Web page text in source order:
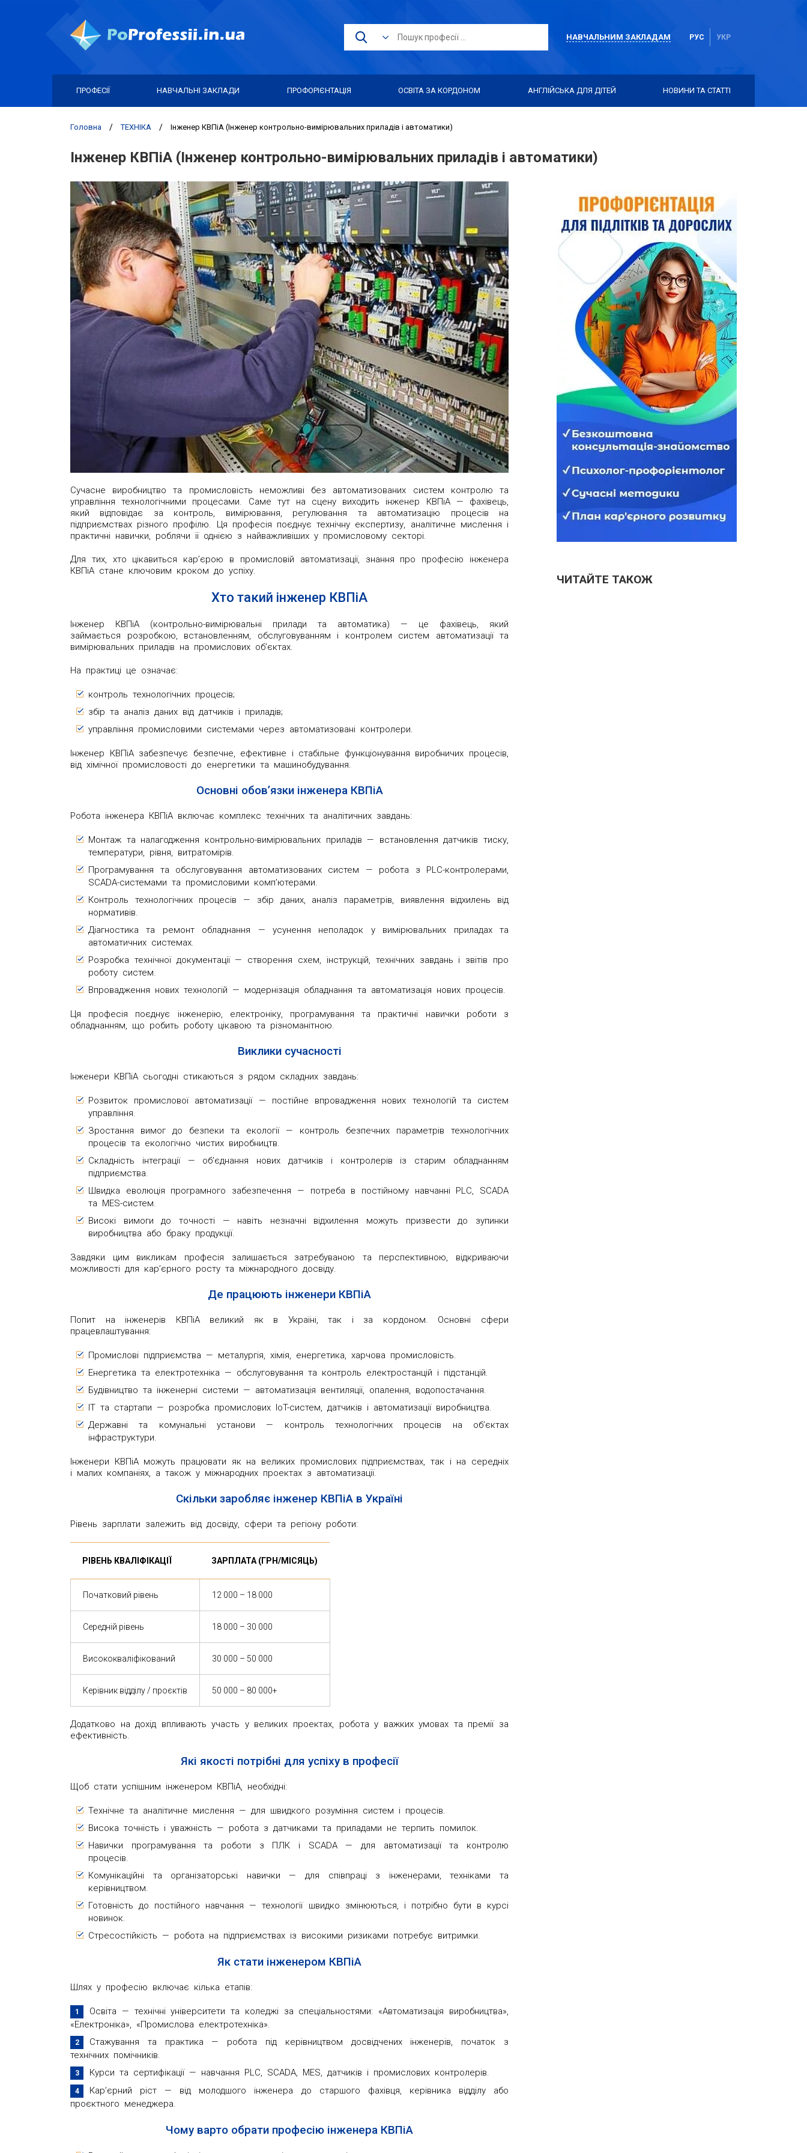
НАВЧАЛЬНИМ ЗАКЛАДАМ РУС УКР
ПРОФЕСІЇ НАВЧАЛЬНІ ЗАКЛАДИ ПРОФОРІЄНТАЦІЯ ОСВІТА ЗА КОРДОНОМ АНГЛІЙСЬКА ДЛЯ ДІТЕЙ НОВИНИ ТА СТАТТІ
Головна / ТЕХНІКА / Інженер КВПіА (Інженер контрольно-вимірювальних приладів і автоматики)
Інженер КВПіА (Інженер контрольно-вимірювальних приладів і автоматики)
Сучасне виробництво та промисловість неможливі без автоматизованих систем контролю та
управління технологічними процесами. Саме тут на сцену виходить інженер КВПіА — фахівець,
який відповідає за контроль, вимірювання, регулювання та автоматизацію процесів на
підприємствах різного профілю. Ця професія поєднує технічну експертизу, аналітичне мислення і
практичні навички, роблячи її однією з найважливіших у промисловому секторі.
Для тих, хто цікавиться кар’єрою в промисловій автоматизації, знання про професію інженера
КВПіА стане ключовим кроком до успіху.
Хто такий інженер КВПіА
Інженер КВПіА (контрольно-вимірювальні прилади та автоматика) — це фахівець, який
займається розробкою, встановленням, обслуговуванням і контролем систем автоматизації та
вимірювальних приладів на промислових об’єктах.
На практиці це означає:
контроль технологічних процесів;
збір та аналіз даних від датчиків і приладів;
управління промисловими системами через автоматизовані контролери.
Інженер КВПіА забезпечує безпечне, ефективне і стабільне функціонування виробничих процесів,
від хімічної промисловості до енергетики та машинобудування.
Основні обов’язки інженера КВПіА
Робота інженера КВПіА включає комплекс технічних та аналітичних завдань:
Монтаж та налагодження контрольно-вимірювальних приладів — встановлення датчиків тиску,
температури, рівня, витратомірів.
Програмування та обслуговування автоматизованих систем — робота з PLC-контролерами,
SCADA-системами та промисловими комп’ютерами.
Контроль технологічних процесів — збір даних, аналіз параметрів, виявлення відхилень від
нормативів.
Діагностика та ремонт обладнання — усунення неполадок у вимірювальних приладах та
автоматичних системах.
Розробка технічної документації — створення схем, інструкцій, технічних завдань і звітів про
роботу систем.
Впровадження нових технологій — модернізація обладнання та автоматизація нових процесів.
Ця професія поєднує інженерію, електроніку, програмування та практичні навички роботи з
обладнанням, що робить роботу цікавою та різноманітною.
Виклики сучасності
Інженери КВПіА сьогодні стикаються з рядом складних завдань:
Розвиток промислової автоматизації — постійне впровадження нових технологій та систем
управління.
Зростання вимог до безпеки та екології — контроль безпечних параметрів технологічних
процесів та екологічно чистих виробництв.
Складність інтеграції — об’єднання нових датчиків і контролерів із старим обладнанням
підприємства.
Швидка еволюція програмного забезпечення — потреба в постійному навчанні PLC, SCADA
та MES-систем.
Високі вимоги до точності — навіть незначні відхилення можуть призвести до зупинки
виробництва або браку продукції.
Завдяки цим викликам професія залишається затребуваною та перспективною, відкриваючи
можливості для кар’єрного росту та міжнародного досвіду.
Де працюють інженери КВПіА
Попит на інженерів КВПіА великий як в Україні, так і за кордоном. Основні сфери
працевлаштування:
Промислові підприємства — металургія, хімія, енергетика, харчова промисловість.
Енергетика та електротехніка — обслуговування та контроль електростанцій і підстанцій.
Будівництво та інженерні системи — автоматизація вентиляції, опалення, водопостачання.
IT та стартапи — розробка промислових IoT-систем, датчиків і автоматизації виробництва.
Державні та комунальні установи — контроль технологічних процесів на об’єктах
інфраструктури.
Інженери КВПіА можуть працювати як на великих промислових підприємствах, так і на середніх
і малих компаніях, а також у міжнародних проектах з автоматизації.
Скільки заробляє інженер КВПіА в Україні
Рівень зарплати залежить від досвіду, сфери та регіону роботи:
РІВЕНЬ КВАЛІФІКАЦІЇ ЗАРПЛАТА (ГРН/МІСЯЦЬ)
Початковий рівень 12 000 – 18 000
Середній рівень 18 000 – 30 000
Висококваліфікований 30 000 – 50 000
Керівник відділу / проєктів 50 000 – 80 000+
Додатково на дохід впливають участь у великих проектах, робота у важких умовах та премії за
ефективність.
Які якості потрібні для успіху в професії
Щоб стати успішним інженером КВПіА, необхідні:
Технічне та аналітичне мислення — для швидкого розуміння систем і процесів.
Висока точність і уважність — робота з датчиками та приладами не терпить помилок.
Навички програмування та роботи з ПЛК і SCADA — для автоматизації та контролю
процесів.
Комунікаційні та організаторські навички — для співпраці з інженерами, техніками та
керівництвом.
Готовність до постійного навчання — технології швидко змінюються, і потрібно бути в курсі
новинок.
Стресостійкість — робота на підприємствах із високими ризиками потребує витримки.
Як стати інженером КВПіА
Шлях у професію включає кілька етапів:
Освіта — технічні університети та коледжі за спеціальностями: «Автоматизація виробництва»,
«Електроніка», «Промислова електротехніка».
Стажування та практика — робота під керівництвом досвідчених інженерів, початок з
технічних помічників.
Курси та сертифікації — навчання PLC, SCADA, MES, датчиків і промислових контролерів.
Кар’єрний ріст — від молодшого інженера до старшого фахівця, керівника відділу або
проєктного менеджера.
Чому варто обрати професію інженера КВПіА
ЧИТАЙТЕ ТАКОЖ